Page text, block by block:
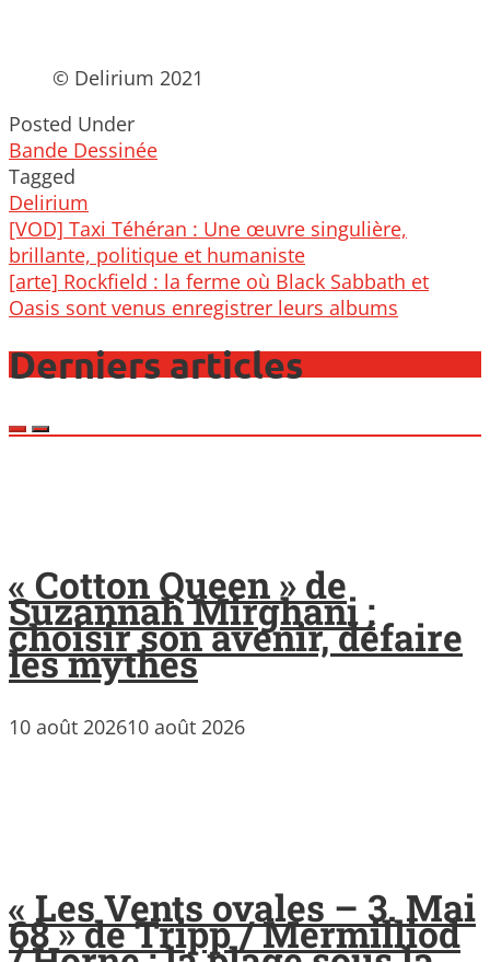
© Delirium 2021
Posted Under
Bande Dessinée
Tagged
Delirium
Post
navigation
[VOD] Taxi Téhéran : Une œuvre singulière,
brillante, politique et humaniste
[arte] Rockfield : la ferme où Black Sabbath et
Oasis sont venus enregistrer leurs albums
Derniers articles
« Cotton Queen » de
Suzannah Mirghani :
choisir son avenir, défaire
les mythes
10 août 202610 août 2026
« Les Vents ovales – 3. Mai
68 » de Tripp / Mermilliod